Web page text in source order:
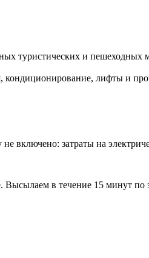
туристических и пешеходных
кондиционирование, лифты и
включено: затраты на
в течение 15 минут по